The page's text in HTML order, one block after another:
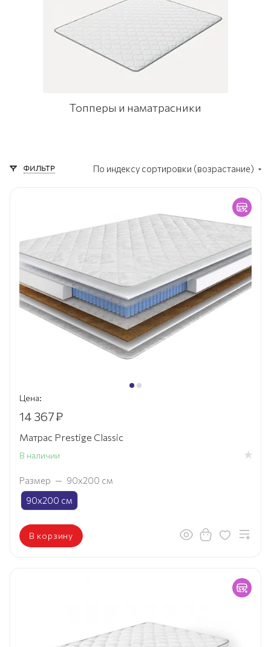
Топперы и наматрасники
ФИЛЬТР По индексу сортировки (возрастание)
Цена:
14 367₽
Матрас Prestige Classic
В наличии
Размер — 90х200 см
90х200 см
В корзину